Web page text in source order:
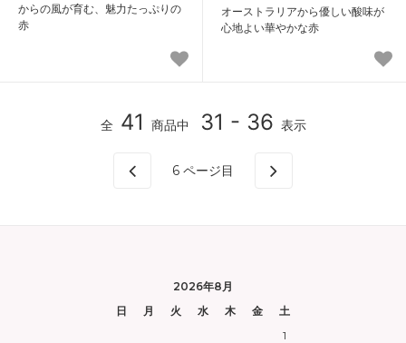
からの風が育む、魅力たっぷりの
赤
オーストラリアから優しい酸味が
心地よい華やかな赤
全 41 商品中 31 - 36 表示
6 ページ目
2026年8月
日
月 火 水 木 金
土
1